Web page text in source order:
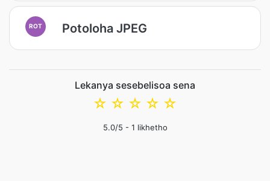
ROT Potoloha JPEG
Lekanya sesebelisoa sena
☆
☆
☆
☆
☆
5.0/5 - 1 likhetho